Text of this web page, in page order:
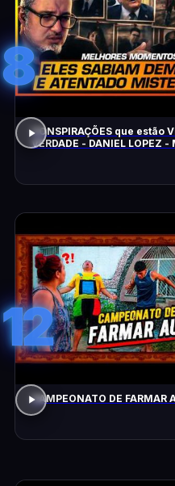
8
CONSPIRAÇÕES que estão
VERDADE - DANIEL LOPEZ -
12
CAMPEONATO DE FARMAR